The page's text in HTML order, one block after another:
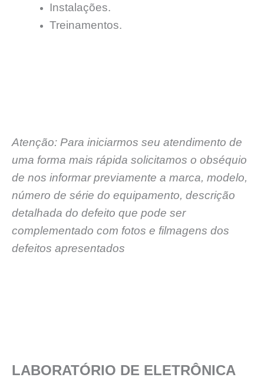
Instalações.
Treinamentos.
Atenção: Para iniciarmos seu atendimento de
uma forma mais rápida solicitamos o obséquio
de nos informar previamente a marca, modelo,
número de série do equipamento, descrição
detalhada do defeito que pode ser
complementado com fotos e filmagens dos
defeitos apresentados
LABORATÓRIO DE ELETRÔNICA